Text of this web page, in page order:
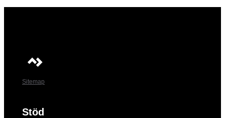
Sitemap
Stöd